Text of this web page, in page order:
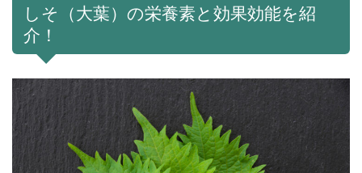
しそ（大葉）の栄養素と効果効能を紹
介！